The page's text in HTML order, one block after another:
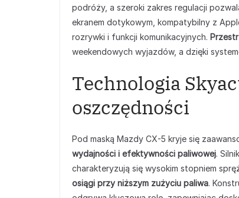
podróży, a szeroki zakres regulacji
ekranem dotykowym, kompatybilny z
rozrywki i funkcji komunikacyjnych.
weekendowych wyjazdów, a dzięki
Technologia
oszczędności
Pod maską Mazdy CX-5 kryje się
wydajności i efektywności paliwowej.
charakteryzują się wysokim stopniem
osiągi przy niższym zużyciu paliwa.